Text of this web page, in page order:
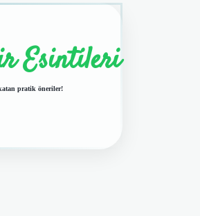
Esintileri
pratik öneriler!